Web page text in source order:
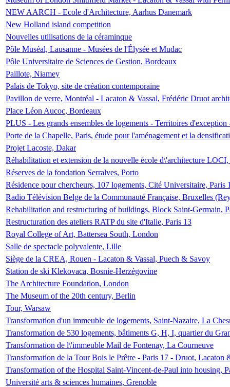
NEW AARCH - Ecole d'Architecture, Aarhus Danemark
New Holland island competition
Nouvelles utilisations de la céraminque
Pôle Muséal, Lausanne - Musées de l'Élysée et Mudac
Pôle Universitaire de Sciences de Gestion, Bordeaux
Paillote, Niamey
Palais de Tokyo, site de création contemporaine
Pavillon de verre, Montréal - Lacaton & Vassal, Frédéric Druot
Place Léon Aucoc, Bordeaux
PLUS - Les grands ensembles de logements - Territoires
Porte de la Chapelle, Paris, étude pour l'aménagement et la
Projet Lacoste, Dakar
Réhabilitation et extension de la nouvelle école d\'architecture
Réserves de la fondation Serralves, Porto
Résidence pour chercheurs, 107 logements, Cité Universitaire, Paris
Radio Télévision Belge de la Communauté Française, Bruxelles
Rehabilitation and restructuring of buildings, Block Saint-Germain,
Restructuration des ateliers RATP du site d'Italie, Paris 13
Royal College of Art, Battersea South, London
Salle de spectacle polyvalente, Lille
Siège de la CREA, Rouen - Lacaton & Vassal, Puech & Savoy
Station de ski Klekovaca, Bosnie-Herzégovine
The Architecture Foundation, London
The Museum of the 20th century, Berlin
Tour, Warsaw
Transformation d'un immeuble de logements, Saint-Nazaire, La
Transformation de 530 logements, bâtiments G, H, I, quartier du
Transformation de l\'immeuble Mail de Fontenay, La Courneuve
Transformation de la Tour Bois le Prêtre - Paris 17 - Druot, Lacaton
Transformation of the Hospital Saint-Vincent-de-Paul into housing,
Université arts & sciences humaines, Grenoble